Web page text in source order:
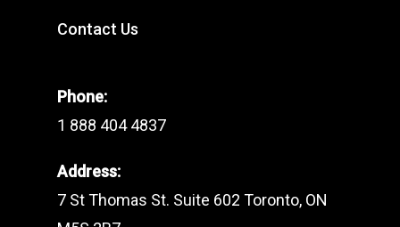
Contact Us
Phone:
1 888 404 4837
Address:
7 St Thomas St. Suite 602 Toronto, ON